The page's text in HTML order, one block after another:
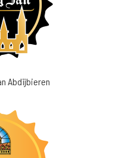
Abdijbieren